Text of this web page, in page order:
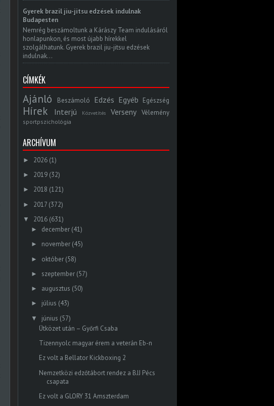
Gyerek brazil jiu-jitsu edzések indulnak
Budapesten
Nemrég beszámoltunk a Kárászy Team indulásáról
honlapunkon, és most újabb hírekkel
szolgálhatunk. Gyerek brazil jiu-jitsu edzések
indulnak...
CÍMKÉK
Ajánló Beszámoló Edzés Egyéb Egészség
Hírek Interjú Közvetítés Verseny Vélemény
sportpszichológia
ARCHÍVUM
► 2026 (1)
► 2019 (32)
► 2018 (121)
► 2017 (372)
▼ 2016 (631)
► december (41)
► november (45)
► október (58)
► szeptember (57)
► augusztus (50)
► július (43)
▼ június (57)
Ütközet után – Győrfi Csaba
Tizennyolc magyar érem a veterán Eb-n
Ez volt a Bellator Kickboxing 2
Nemzetközi edzőtábort rendez a BJJ Pécs
csapata
Ez volt a GLORY 31 Amszterdam